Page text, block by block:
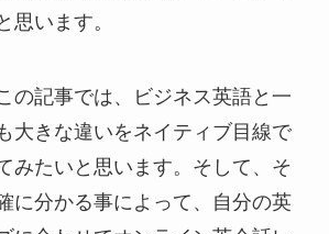
思います。
の記事では、ビジネス英語と一
大きな違いをネイティブ目線で
みたいと思います。そして、そ
に分かる事によって、自分の英